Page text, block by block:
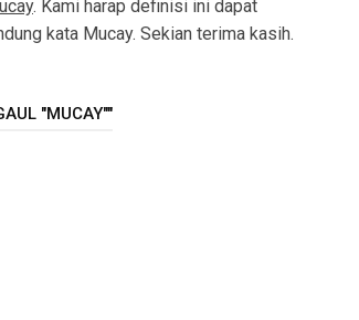
. Kami harap definisi ini dapat
kata Mucay. Sekian terima kasih.
"MUCAY""